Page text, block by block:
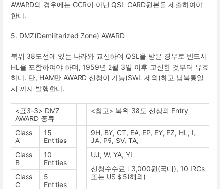
AWARD의 경우에는 GCR이 아닌 QSL CARD원본을 제출하여야
한다.
5. DMZ(Demilitarized Zone) AWARD
북위 38도선에 있는 나라와 교신하여 QSL 을 받은 경우로 반드시
HL 을 포함하여야 하며, 1959년 2월 3일 이후 교신한 것부터 유효
하다. 단, HAM만 AWARD 신청이 가능(SWL 제외)하고 남북통일
시 까지 발행한다.
<표3-3> DMZ
AWARD 종류
<참고> 북위 38도 선상의 Entry
Class
A
15
Entities
9H, BY, CT, EA, EP, EY, EZ, HL, I,
JA, P5, SV, TA,
Class
B
10
Entities
UJ, W, YA, YI
신청수수료 : 3,000원(국내), 10 IRCs
또는 US ＄ 5(해외)
Class
C
5
Entities